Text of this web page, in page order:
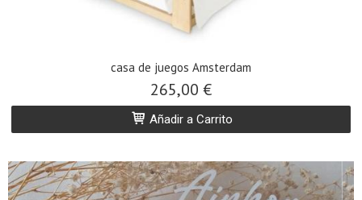
casa de juegos Amsterdam
265,00 €
Añadir a Carrito